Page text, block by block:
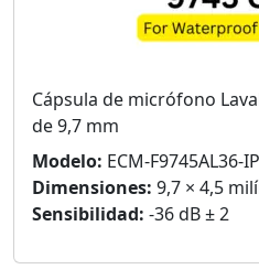
Cápsula de micrófono
de 9,7 mm
Modelo: ECM-F9745AL36-
Dimensiones: 9,7 × 4,5
Sensibilidad: -36 dB ± 2